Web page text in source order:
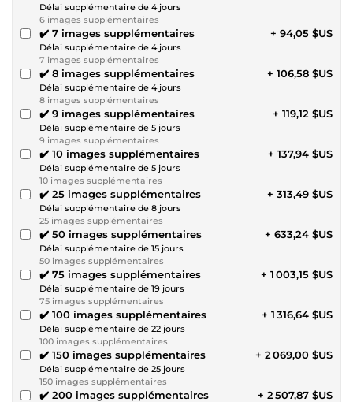
Délai supplémentaire de 4 jours
6 images supplémentaires
✔️ 7 images supplémentaires
Délai supplémentaire de 4 jours
7 images supplémentaires
+ 94,05 $US
✔️ 8 images supplémentaires
Délai supplémentaire de 4 jours
8 images supplémentaires
+ 106,58 $US
✔️ 9 images supplémentaires
Délai supplémentaire de 5 jours
9 images supplémentaires
+ 119,12 $US
✔️ 10 images supplémentaires
Délai supplémentaire de 5 jours
10 images supplémentaires
+ 137,94 $US
✔️ 25 images supplémentaires
Délai supplémentaire de 8 jours
25 images supplémentaires
+ 313,49 $US
✔️ 50 images supplémentaires
Délai supplémentaire de 15 jours
50 images supplémentaires
+ 633,24 $US
✔️ 75 images supplémentaires
Délai supplémentaire de 19 jours
75 images supplémentaires
+ 1 003,15 $US
✔️ 100 images supplémentaires
Délai supplémentaire de 22 jours
100 images supplémentaires
+ 1 316,64 $US
✔️ 150 images supplémentaires
Délai supplémentaire de 25 jours
150 images supplémentaires
+ 2 069,00 $US
✔️ 200 images supplémentaires + 2 507,87 $US